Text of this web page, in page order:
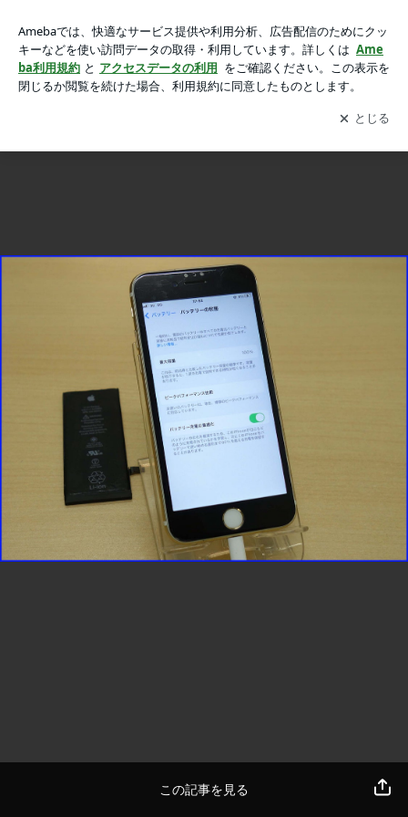
フォン修理のクイック岐阜の画像 2枚中1枚目
iPhone6Sのバッテリー交換修理に岐阜市内よりご来店！アイフォン修理のクイック岐阜
この記事を見る